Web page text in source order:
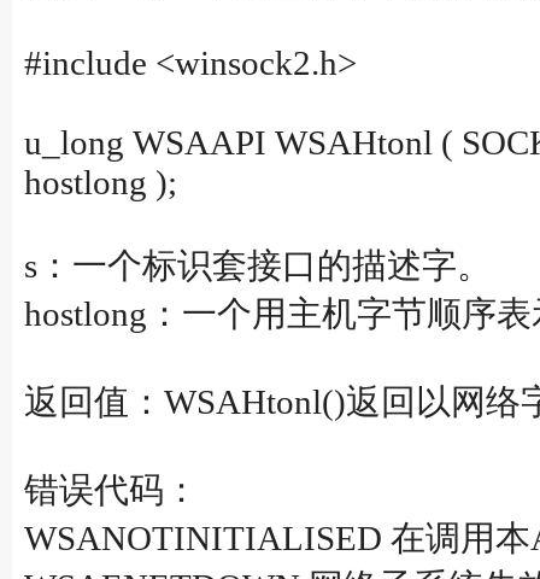
#include <winsock2.h>
u_long WSAAPI WSAHtonl (
hostlong );
s：一个标识套接口的描述字。
hostlong：一个用主机字节顺序
返回值：WSAHtonl()返回以网络
错误代码：
WSANOTINITIALISED 在调用